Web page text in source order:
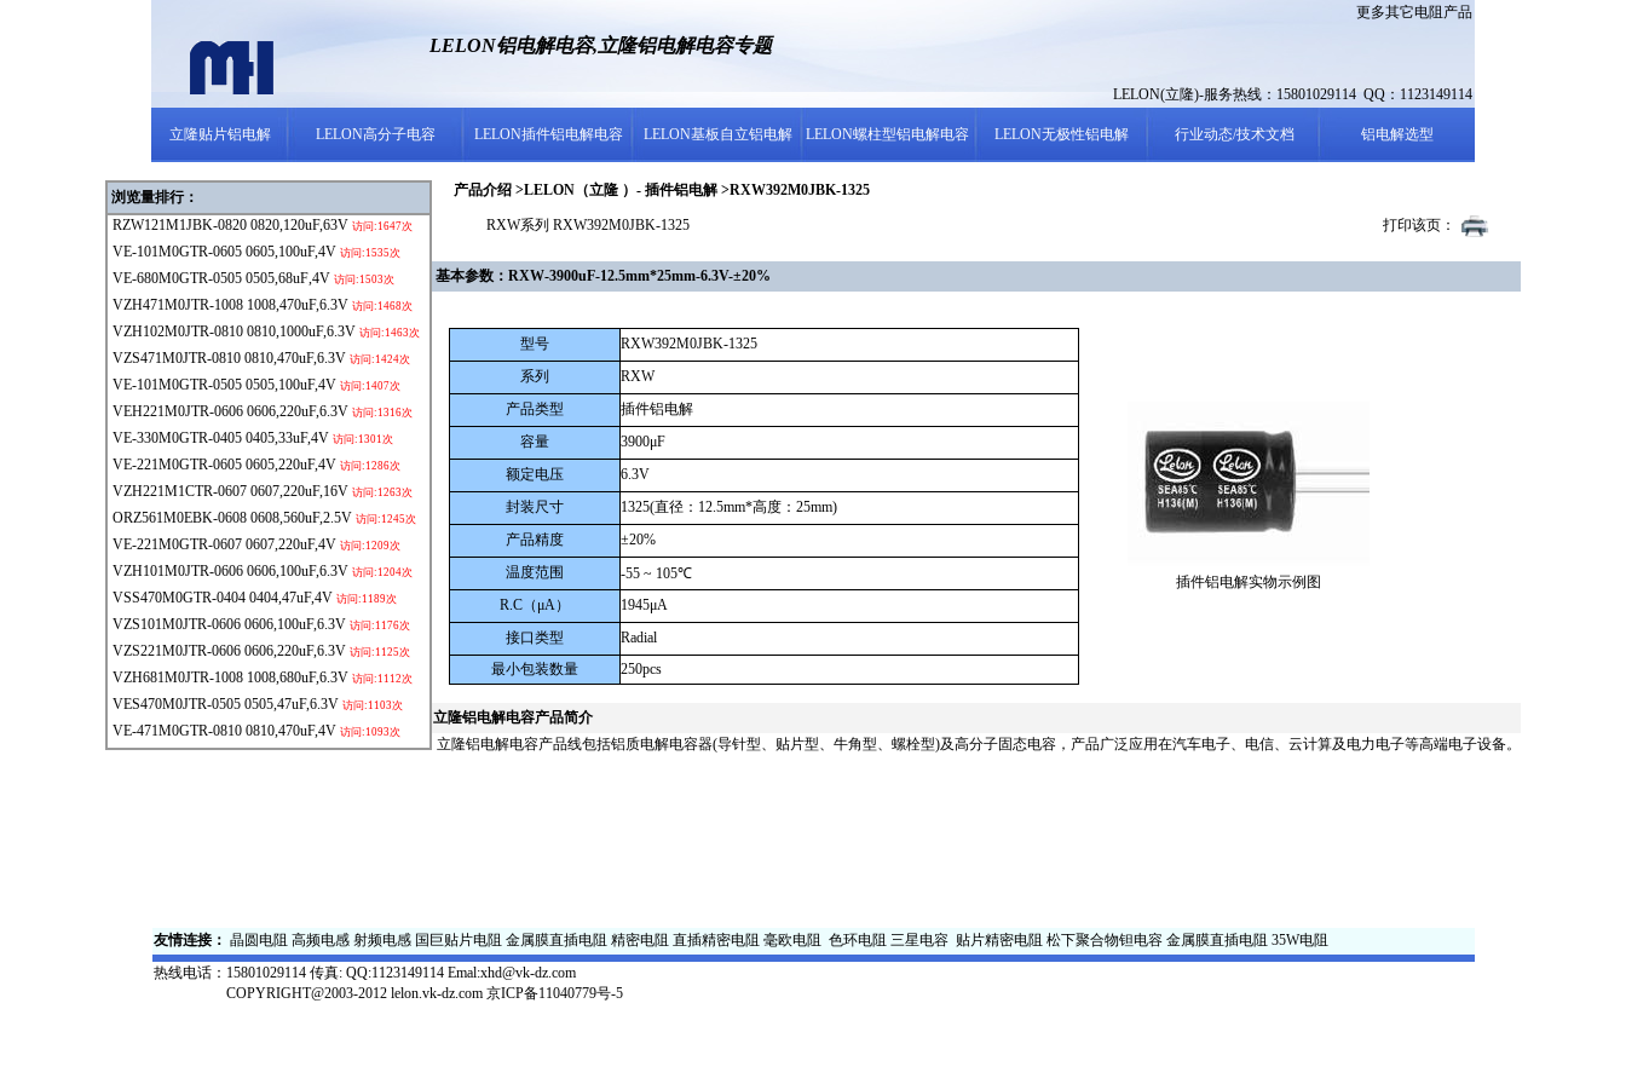
更多其它电阻产品
LELON铝电解电容,立隆铝电解电容专题
LELON(立隆)-服务热线：15801029114 QQ：1123149114
立隆贴片铝电解 LELON高分子电容 LELON插件铝电解电容 LELON基板自立铝电解 LELON螺柱型铝电解电容 LELON无极性铝电解 行业动态/技术文档 铝电解选型
浏览量排行：
RZW121M1JBK-0820 0820,120uF,63V 访问:1647次
VE-101M0GTR-0605 0605,100uF,4V 访问:1535次
VE-680M0GTR-0505 0505,68uF,4V 访问:1503次
VZH471M0JTR-1008 1008,470uF,6.3V 访问:1468次
VZH102M0JTR-0810 0810,1000uF,6.3V 访问:1463次
VZS471M0JTR-0810 0810,470uF,6.3V 访问:1424次
VE-101M0GTR-0505 0505,100uF,4V 访问:1407次
VEH221M0JTR-0606 0606,220uF,6.3V 访问:1316次
VE-330M0GTR-0405 0405,33uF,4V 访问:1301次
VE-221M0GTR-0605 0605,220uF,4V 访问:1286次
VZH221M1CTR-0607 0607,220uF,16V 访问:1263次
ORZ561M0EBK-0608 0608,560uF,2.5V 访问:1245次
VE-221M0GTR-0607 0607,220uF,4V 访问:1209次
VZH101M0JTR-0606 0606,100uF,6.3V 访问:1204次
VSS470M0GTR-0404 0404,47uF,4V 访问:1189次
VZS101M0JTR-0606 0606,100uF,6.3V 访问:1176次
VZS221M0JTR-0606 0606,220uF,6.3V 访问:1125次
VZH681M0JTR-1008 1008,680uF,6.3V 访问:1112次
VES470M0JTR-0505 0505,47uF,6.3V 访问:1103次
VE-471M0GTR-0810 0810,470uF,4V 访问:1093次
产品介绍 >LELON（立隆 ）- 插件铝电解 >RXW392M0JBK-1325
RXW系列 RXW392M0JBK-1325 打印该页：
基本参数：RXW-3900uF-12.5mm*25mm-6.3V-±20%
型号
RXW392M0JBK-1325
系列
RXW
产品类型
插件铝电解
容量
3900μF
额定电压
6.3V
封装尺寸
1325(直径：12.5mm*高度：25mm)
产品精度
±20%
温度范围
-55 ~ 105℃
R.C （μA）
1945μA
接口类型
Radial
最小包装数量
250pcs
插件铝电解实物示例图
立隆铝电解电容产品简介
立隆铝电解电容产品线包括铝质电解电容器(导针型、贴片型、牛角型、螺栓型)及高分子固态电容，产品广泛应用在汽车电子、电信、云计算及电力电子等高端电子设备。
友情连接： 晶圆电阻 高频电感 射频电感 国巨贴片电阻 金属膜直插电阻 精密电阻 直插精密电阻 毫欧电阻 色环电阻 三星电容 贴片精密电阻 松下聚合物钽电容 金属膜直插电阻 35W电阻
热线电话： 15801029114 传真: QQ:1123149114 Emal:xhd@vk-dz.com
COPYRIGHT@2003-2012 lelon.vk-dz.com 京ICP备11040779号-5